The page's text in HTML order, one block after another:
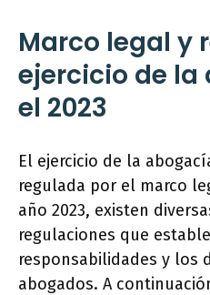
Marco legal y
ejercicio de la
el 2023
El ejercicio de la
regulada por el marco
año 2023, existen
regulaciones que
responsabilidades y los
abogados. A